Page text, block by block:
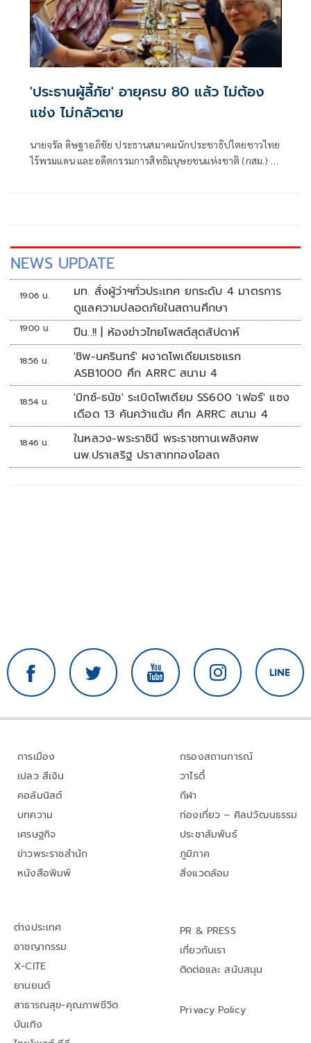
'ประธานผู้ลี้ภัย' อายุครบ 80 แล้ว ไม่ต้อง
แช่ง ไม่กลัวตาย
นายจรัล ดิษฐาอภิชัย ประธานสมาคมนักประชาธิปไตยชาวไทย
ไร้พรมแดน และอดีตกรรมการสิทธิมนุษยชนแห่งชาติ (กสม.) ซึ่ง
NEWS UPDATE
19:06 น.
มท. สั่งผู้ว่าฯทั่วประเทศ ยกระดับ 4 มาตรการ
ดูแลความปลอดภัยในสถานศึกษา
19:00 น. ปืน..!! | ห้องข่าวไทยโพสต์สุดสัปดาห์
18:56 น.
'ชิพ-นครินทร์' ผงาดโพเดียมเรซแรก
ASB1000 ศึก ARRC สนาม 4
18:54 น.
'มิกซ์-ธนัช' ระเบิดโพเดียม SS600 'เฟอร์' แซง
เดือด 13 คันคว้าแต้ม ศึก ARRC สนาม 4
18:46 น.
ในหลวง-พระราชินี พระราชทานเพลิงศพ
นพ.ปราเสริฐ ปราสาททองโอสถ
การเมือง
เปลว สีเงิน
คอลัมนิสต์
บทความ
เศรษฐกิจ
ข่าวพระราชสำนัก
หนังสือพิมพ์
กรองสถานการณ์
วาไรตี้
กีฬา
ท่องเที่ยว – ศิลปวัฒนธรรม
ประชาสัมพันธ์
ภูมิภาค
สิ่งแวดล้อม
ต่างประเทศ
อาชญากรรม
X-CITE
ยานยนต์
สาธารณสุข-คุณภาพชีวิต
บันเทิง
PR & PRESS
เกี่ยวกับเรา
ติดต่อและ สนับสนุน
Privacy Policy